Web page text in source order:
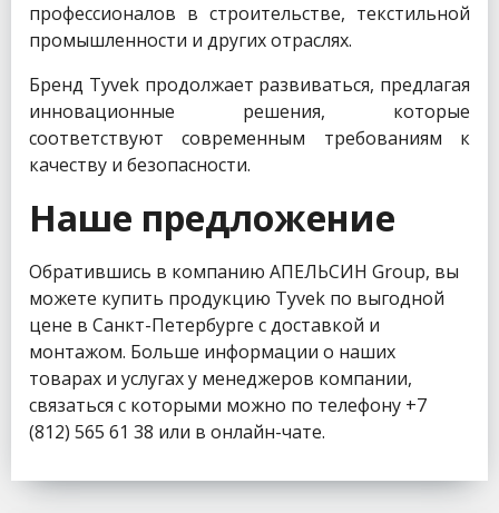
профессионалов в строительстве, текстильной
промышленности и других отраслях.
Бренд Tyvek продолжает развиваться, предлагая
инновационные решения, которые
соответствуют современным требованиям к
качеству и безопасности.
Наше предложение
Обратившись в компанию АПЕЛЬСИН Group, вы
можете купить продукцию Tyvek по выгодной
цене в Санкт-Петербурге с доставкой и
монтажом. Больше информации о наших
товарах и услугах у менеджеров компании,
связаться с которыми можно по телефону +7
(812) 565 61 38 или в онлайн-чате.